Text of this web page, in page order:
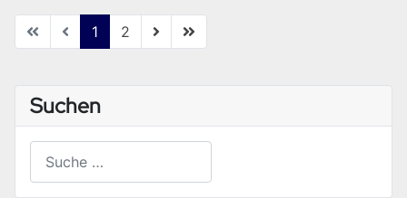
1 2
Suchen